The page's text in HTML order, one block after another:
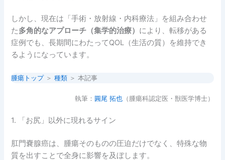
しかし、現在は「手術・放射線・内科療法」を組み合わせ
た多角的なアプローチ（集学的治療） により、転移がある
症例でも、長期間にわたってQOL（生活の質）を維持でき
るようになっています。
腫瘍トップ ＞種類 ＞ 本記事
執筆： 圓尾 拓也（腫瘍科認定医・獣医学博士）
1. 「お尻」以外に現れるサイン
肛門嚢腺癌は、腫瘍そのものの圧迫だけでなく、特殊な物
質を出すことで全身に影響を及ぼします。